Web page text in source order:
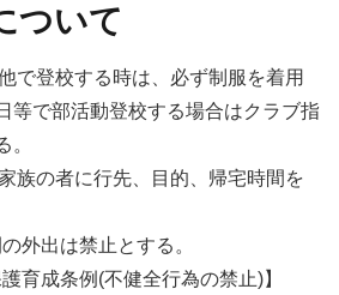
ついて
で登校する時は、必ず制服を着用
等で部活動登校する場合はクラブ指
。
族の者に行先、目的、帰宅時間を
外出は禁止とする。
育成条例(不健全行為の禁止)】